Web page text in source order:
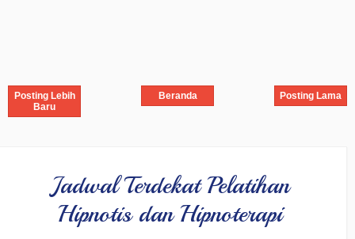
Posting Lebih
Baru
Posting Lama
Beranda
Jadwal Terdekat Pelatihan
Hipnotis dan Hipnoterapi